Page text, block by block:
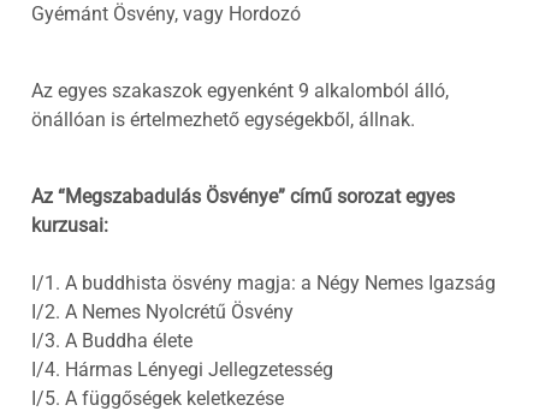
Gyémánt Ösvény, vagy Hordozó
Az egyes szakaszok egyenként 9 alkalomból álló,
önállóan is értelmezhető egységekből, állnak.
Az “Megszabadulás Ösvénye” című sorozat egyes
kurzusai:
I/1. A buddhista ösvény magja: a Négy Nemes Igazság
I/2. A Nemes Nyolcrétű Ösvény
I/3. A Buddha élete
I/4. Hármas Lényegi Jellegzetesség
I/5. A függőségek keletkezése